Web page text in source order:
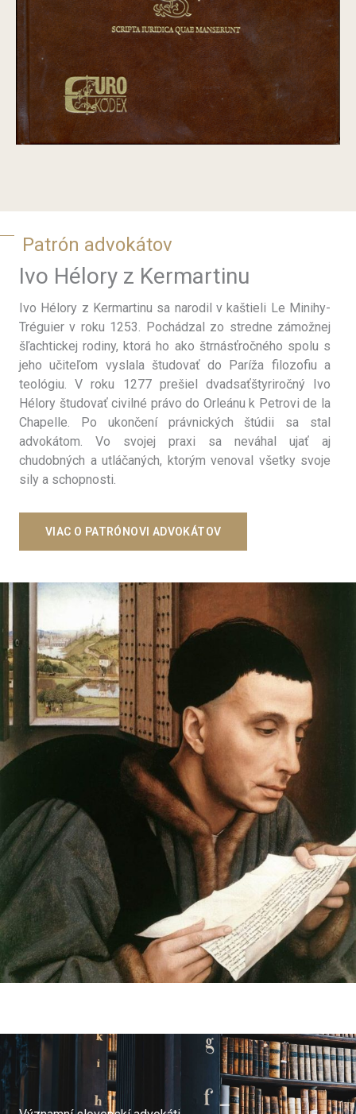
Patrón advokátov
Ivo Hélory z Kermartinu
Ivo Hélory z Kermartinu sa narodil v kaštieli Le Minihy-
Tréguier v roku 1253. Pochádzal zo stredne zámožnej
šľachtickej rodiny, ktorá ho ako štrnásťročného spolu s
jeho učiteľom vyslala študovať do Paríža filozofiu a
teológiu. V roku 1277 prešiel dvadsaťštyriročný Ivo
Hélory študovať civilné právo do Orleánu k Petrovi de la
Chapelle. Po ukončení právnických štúdii sa stal
advokátom. Vo svojej praxi sa neváhal ujať aj
chudobných a utláčaných, ktorým venoval všetky svoje
sily a schopnosti.
VIAC O PATRÓNOVI ADVOKÁTOV